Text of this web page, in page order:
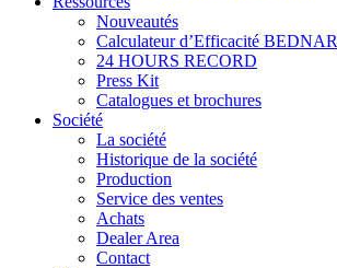
Nouveautés
Calculateur d’Efficacité BEDNAR
24 HOURS RECORD
Press Kit
Catalogues et brochures
Société
La société
Historique de la société
Production
Service des ventes
Achats
Dealer Area
Contact